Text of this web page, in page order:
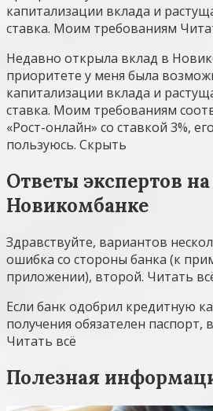
капитализации вклада и
ставка. Моим требованиям
Недавно открыла вклад в
приоритете у меня была
капитализации вклада и
ставка. Моим требованиям
«Рост-онлайн» со ставкой 3%,
пользуюсь. Скрыть
Ответы экспертов
Новикомбанке
Здравствуйте, вариантов
ошибка со стороны банка (к
приложении), второй. Читать
Если банк одобрил кредитную
получения обязателен паспорт,
Читать всё
Полезная